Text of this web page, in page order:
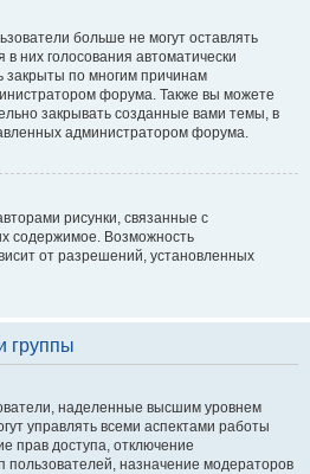
больше не могут оставлять
них голосования автоматически
закрыты по многим причинам
форума. Также вы можете
закрывать созданные вами темы, в
администратором форума.
рисунки, связанные с
содержимое. Возможность
от разрешений, установленных
группы
наделенные высшим уровнем
управлять всеми аспектами работы
прав доступа, отключение
пользователей, назначение модераторов